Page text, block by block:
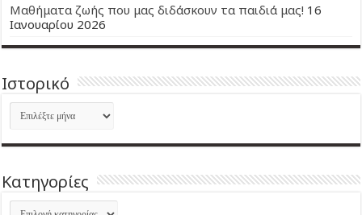
Μαθήματα ζωής που μας διδάσκουν τα παιδιά μας! 16
Ιανουαρίου 2026
Ιστορικό
Ιστορικό
Kατηγορίες
Kατηγορίες